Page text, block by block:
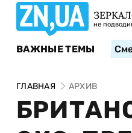
не
ВАЖНЫЕ ТЕМЫ
ГЛАВНАЯ АРХИВ